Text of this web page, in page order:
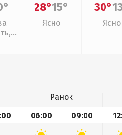
28°15°
Ясно
30°
Ясно
Ранок
06:00 09:00